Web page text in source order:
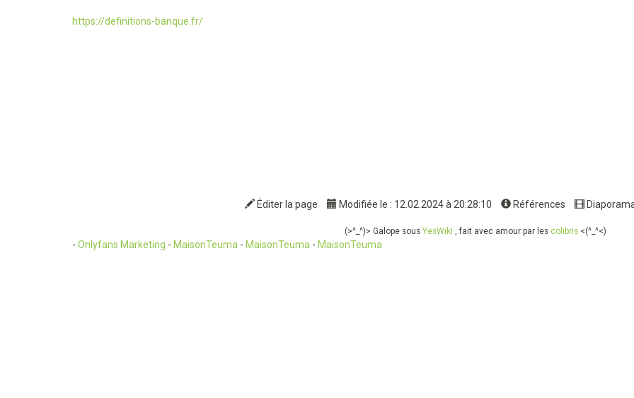
https://definitions-banque.fr/
Éditer la page Modifiée le : 12.02.2024 à 20:28:10 Références
(>^_^)> Galope sous YesWiki , fait avec amour par les colibris <(^_^<)
- Onlyfans Marketing - MaisonTeuma - MaisonTeuma - MaisonTeuma